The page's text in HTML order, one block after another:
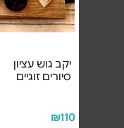
יקב גוש עציון
סיורים זוגיים
₪110